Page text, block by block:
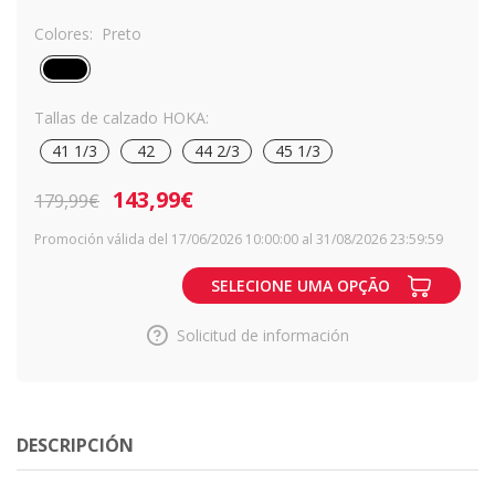
Colores: Preto
Tallas de calzado HOKA:
41 1/3
42 44 2/3 45 1/3
179,99€ 143,99€
Promoción válida del 17/06/2026 10:00:00 al 31/08/2026 23:59:59
SELECIONE UMA OPÇÃO
Solicitud de información
DESCRIPCIÓN